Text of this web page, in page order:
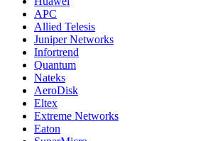
APC
Allied Telesis
Juniper Networks
Infortrend
Quantum
Nateks
AeroDisk
Eltex
Extreme Networks
Eaton